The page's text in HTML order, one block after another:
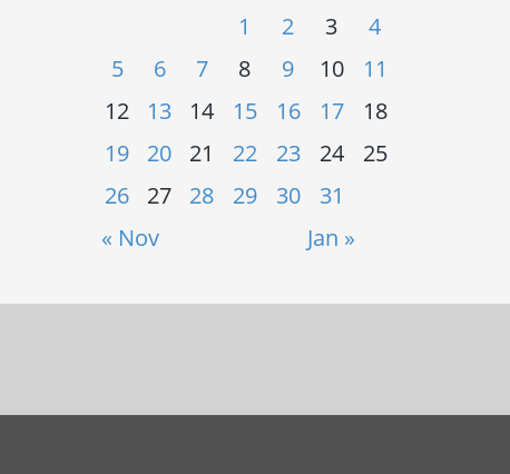
« Nov Jan »
1 2 3
4
5
6 7 8 9 10
11
12
13 14 15 16 17
18
19
20 21 22 23 24
25
26
27 28 29 30 31